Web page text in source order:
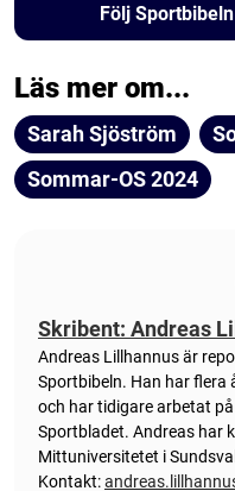
Följ
Läs mer om...
Sarah Sjöström
Sommar-OS 2024
Skribent: Andreas
Andreas Lillhannus är
Sportbibeln. Han har flera
och har tidigare arbetat
Sportbladet. Andreas har
Mittuniversitetet i
Kontakt: